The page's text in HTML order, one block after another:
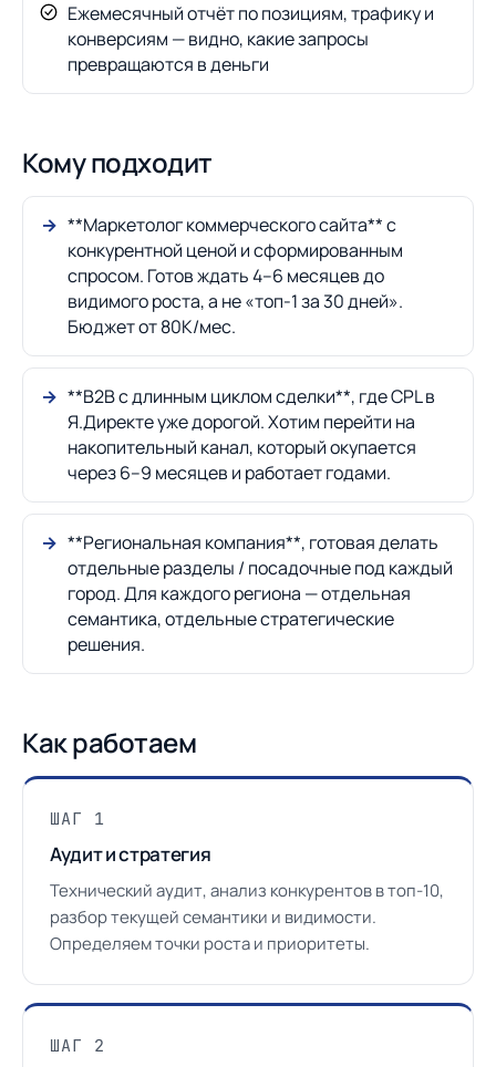
Ежемесячный отчёт по позициям, трафику и
конверсиям — видно, какие запросы
превращаются в деньги
Кому подходит
**Маркетолог коммерческого сайта** с
конкурентной ценой и сформированным
спросом. Готов ждать 4–6 месяцев до
видимого роста, а не «топ-1 за 30 дней».
Бюджет от 80К/мес.
**B2B с длинным циклом сделки**, где CPL в
Я.Директе уже дорогой. Хотим перейти на
накопительный канал, который окупается
через 6–9 месяцев и работает годами.
**Региональная компания**, готовая делать
отдельные разделы / посадочные под каждый
город. Для каждого региона — отдельная
семантика, отдельные стратегические
решения.
Как работаем
ШАГ 1
Аудит и стратегия
Технический аудит, анализ конкурентов в топ-10,
разбор текущей семантики и видимости.
Определяем точки роста и приоритеты.
ШАГ 2